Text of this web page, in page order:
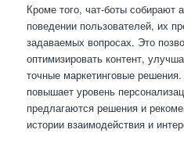
Кроме того, чат-боты собирают
поведении пользователей, их
задаваемых вопросах. Это
оптимизировать контент,
точные маркетинговые
повышает уровень
предлагаются решения и
истории взаимодействия и